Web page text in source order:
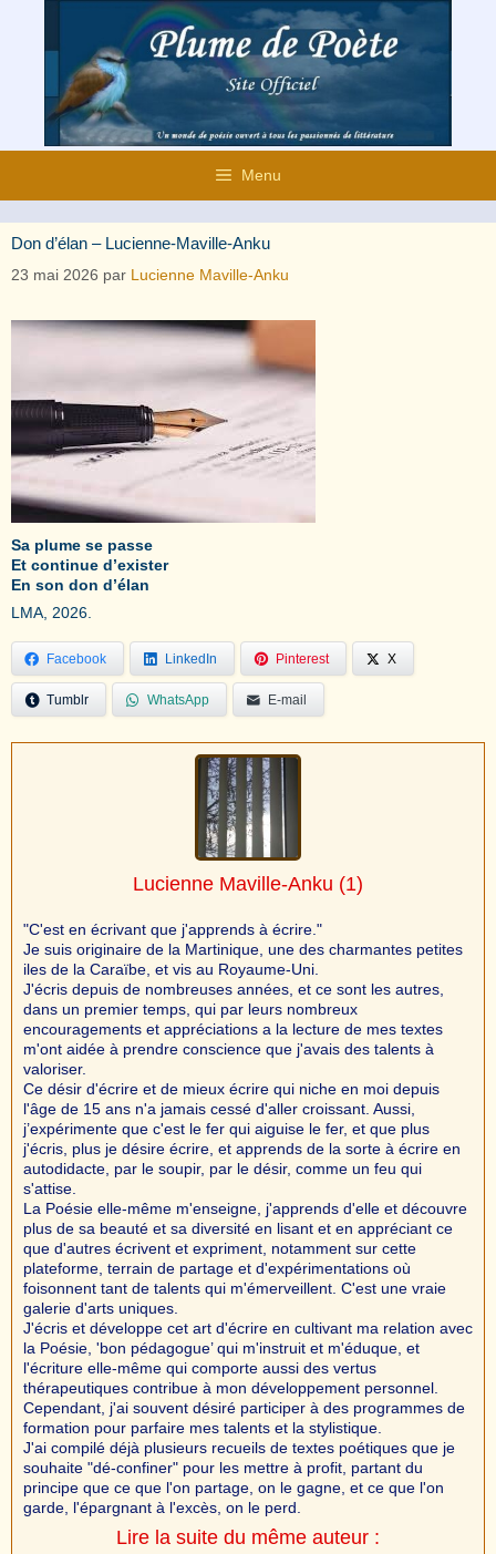
contenu
Menu
Don d’élan – Lucienne-Maville-Anku
23 mai 2026 par Lucienne Maville-Anku
Sa plume se passe
Et continue d’exister
En son don d’élan
LMA, 2026.
Facebook LinkedIn Pinterest X
Tumblr WhatsApp E-mail
Lucienne Maville-Anku (1)
"C'est en écrivant que j'apprends à écrire."
Je suis originaire de la Martinique, une des charmantes petites
iles de la Caraïbe, et vis au Royaume-Uni.
J'écris depuis de nombreuses années, et ce sont les autres,
dans un premier temps, qui par leurs nombreux
encouragements et appréciations a la lecture de mes textes
m'ont aidée à prendre conscience que j'avais des talents à
valoriser.
Ce désir d'écrire et de mieux écrire qui niche en moi depuis
l'âge de 15 ans n'a jamais cessé d'aller croissant. Aussi,
j’expérimente que c'est le fer qui aiguise le fer, et que plus
j'écris, plus je désire écrire, et apprends de la sorte à écrire en
autodidacte, par le soupir, par le désir, comme un feu qui
s'attise.
La Poésie elle-même m'enseigne, j'apprends d'elle et découvre
plus de sa beauté et sa diversité en lisant et en appréciant ce
que d'autres écrivent et expriment, notamment sur cette
plateforme, terrain de partage et d'expérimentations où
foisonnent tant de talents qui m'émerveillent. C'est une vraie
galerie d'arts uniques.
J'écris et développe cet art d'écrire en cultivant ma relation avec
la Poésie, 'bon pédagogue’ qui m'instruit et m'éduque, et
l'écriture elle-même qui comporte aussi des vertus
thérapeutiques contribue à mon développement personnel.
Cependant, j'ai souvent désiré participer à des programmes de
formation pour parfaire mes talents et la stylistique.
J'ai compilé déjà plusieurs recueils de textes poétiques que je
souhaite "dé-confiner" pour les mettre à profit, partant du
principe que ce que l'on partage, on le gagne, et ce que l'on
garde, l'épargnant à l'excès, on le perd.
Lire la suite du même auteur :